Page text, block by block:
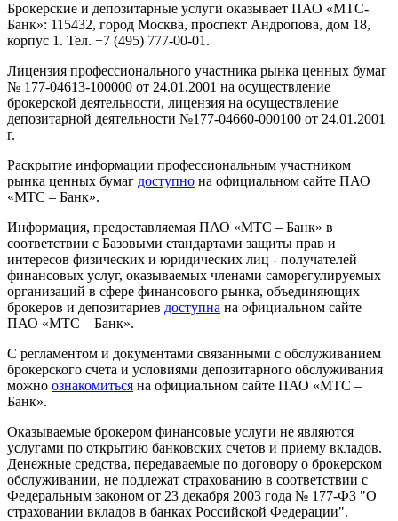
Брокерские и депозитарные услуги оказывает ПАО «МТС-
Банк»: 115432, город Москва, проспект Андропова, дом 18,
корпус 1. Тел. +7 (495) 777-00-01.
Лицензия профессионального участника рынка ценных бумаг
№ 177-04613-100000 от 24.01.2001 на осуществление
брокерской деятельности, лицензия на осуществление
депозитарной деятельности №177-04660-000100 от 24.01.2001
г.
Раскрытие информации профессиональным участником
рынка ценных бумаг доступно на официальном сайте ПАО
«МТС – Банк».
Информация, предоставляемая ПАО «МТС – Банк» в
соответствии с Базовыми стандартами защиты прав и
интересов физических и юридических лиц - получателей
финансовых услуг, оказываемых членами саморегулируемых
организаций в сфере финансового рынка, объединяющих
брокеров и депозитариев доступна на официальном сайте
ПАО «МТС – Банк».
С регламентом и документами связанными с обслуживанием
брокерского счета и условиями депозитарного обслуживания
можно ознакомиться на официальном сайте ПАО «МТС –
Банк».
Оказываемые брокером финансовые услуги не являются
услугами по открытию банковских счетов и приему вкладов.
Денежные средства, передаваемые по договору о брокерском
обслуживании, не подлежат страхованию в соответствии с
Федеральным законом от 23 декабря 2003 года № 177-ФЗ "О
страховании вкладов в банках Российской Федерации".